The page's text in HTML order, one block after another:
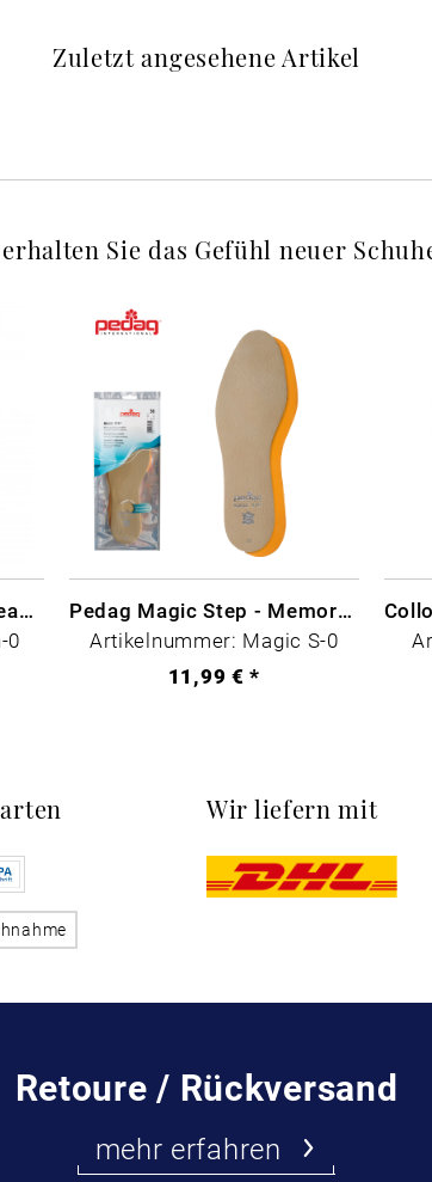
Zuletzt angesehene Artikel
erhalten Sie das Gefühl neuer
CARBON LAB Midsole Cleaner
0
Pedag Magic Step - Memory Schaum
Artikelnummer: Magic S-0
11,99 € *
Retoure / Rückversand
mehr erfahren
Wir liefern mit